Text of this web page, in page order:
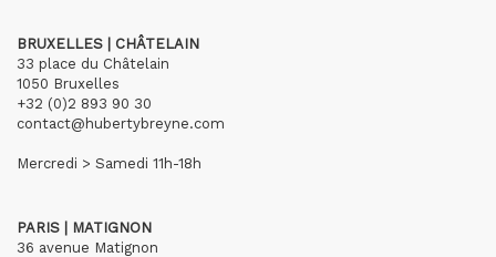
BRUXELLES | CHÂTELAIN
33 place du Châtelain
1050 Bruxelles
+32 (0)2 893 90 30
contact@hubertybreyne.com
Mercredi > Samedi 11h-18h
PARIS | MATIGNON
36 avenue Matignon